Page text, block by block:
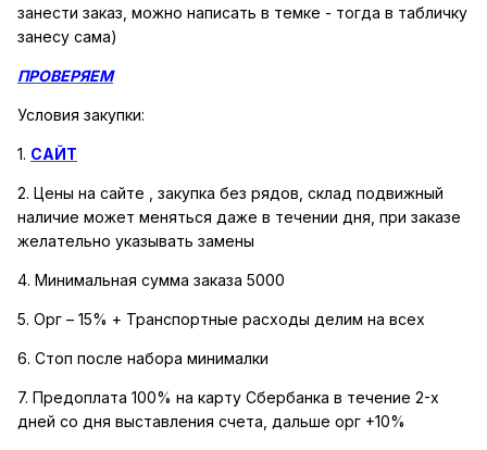
занести заказ, можно написать в темке - тогда в табличку
занесу сама)
ПРОВЕРЯЕМ
Условия закупки:
1. САЙТ
2. Цены на сайте , закупка без рядов, склад подвижный
наличие может меняться даже в течении дня, при заказе
желательно указывать замены
4. Минимальная сумма заказа 5000
5. Орг – 15% + Транспортные расходы делим на всех
6. Стоп после набора минималки
7. Предоплата 100% на карту Сбербанка в течение 2-х
дней со дня выставления счета, дальше орг +10%